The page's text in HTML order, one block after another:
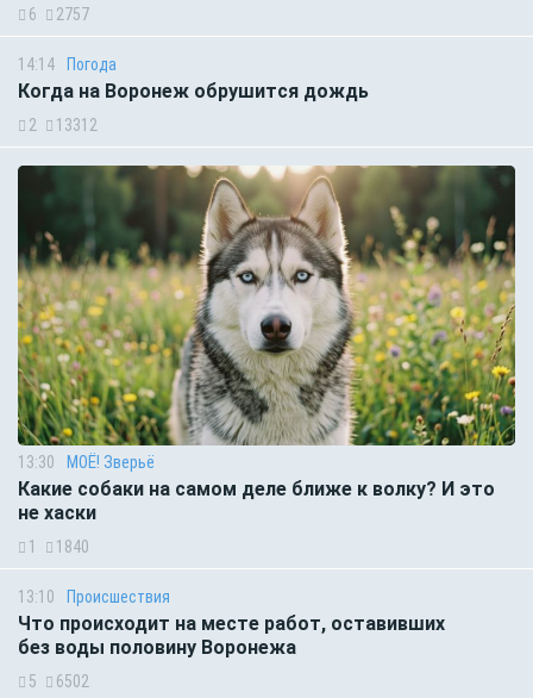
6 2757
14:14 Погода
Когда на Воронеж обрушится дождь
2 13312
13:30 МОЁ! Зверьё
Какие собаки на самом деле ближе к волку? И это
не хаски
1 1840
13:10 Происшествия
Что происходит на месте работ, оставивших
без воды половину Воронежа
5 6502